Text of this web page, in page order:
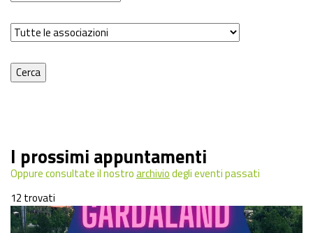
I prossimi appuntamenti
Oppure consultate il nostroarchiviodegli eventi passati
12 trovati